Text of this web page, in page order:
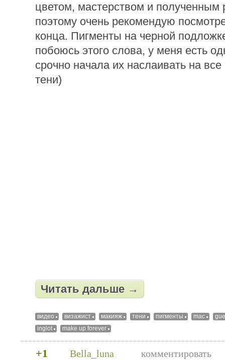
цветом, мастерством и полученным
поэтому очень рекомендую
конца. Пигменты на черной
побоюсь этого слова, у меня есть
срочно начала их наслаивать на
тени)
Читать дальше →
видео визажист макияж тени пигменты mac
inglot
make up forever
+1 Bella_luna комментировать